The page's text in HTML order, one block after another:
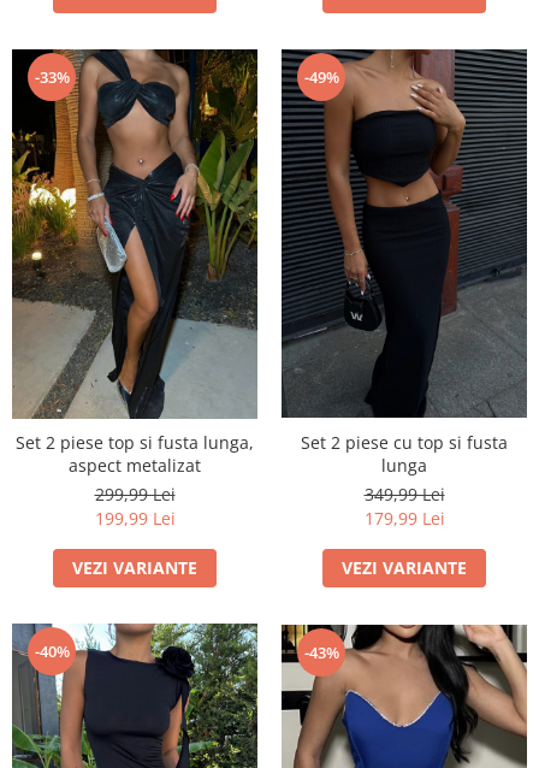
-33%
Set 2 piese top si fusta lunga,
aspect metalizat
299,99 Lei
199,99 Lei
VEZI VARIANTE
-49%
Set 2 piese cu top si fusta
lunga
349,99 Lei
179,99 Lei
VEZI VARIANTE
-40% -43%